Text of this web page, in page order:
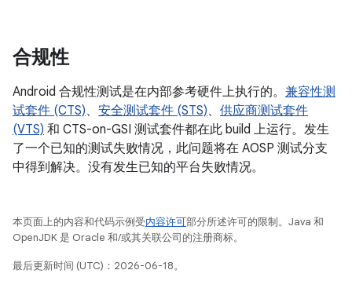
合规性
Android 合规性测试是在内部参考硬件上执行的。 兼容性测
试套件 (CTS)、 安全测试套件 (STS)、 供应商测试套件
(VTS) 和 CTS-on-GSI 测试套件都在此 build 上运行。发生
了一个已知的测试失败情况，此问题将在 AOSP 测试分支
中得到解决。没有发生已知的平台失败情况。
本页面上的内容和代码示例受内容许可部分所述许可的限制。Java 和
OpenJDK 是 Oracle 和/或其关联公司的注册商标。
最后更新时间 (UTC)：2026-06-18。